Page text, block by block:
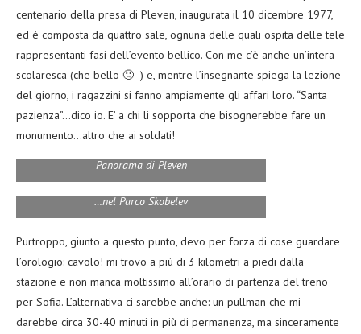
centenario della presa di Pleven, inaugurata il 10 dicembre 1977,
ed è composta da quattro sale, ognuna delle quali ospita delle tele
rappresentanti fasi dell’evento bellico. Con me c’è anche un’intera
scolaresca (che bello 🙁 ) e, mentre l’insegnante spiega la lezione
del giorno, i ragazzini si fanno ampiamente gli affari loro. “Santa
pazienza”…dico io. E’ a chi li sopporta che bisognerebbe fare un
monumento…altro che ai soldati!
Panorama di Pleven
…nel Parco Skobelev
Purtroppo, giunto a questo punto, devo per forza di cose guardare
l’orologio: cavolo! mi trovo a più di 3 kilometri a piedi dalla
stazione e non manca moltissimo all’orario di partenza del treno
per Sofia. L’alternativa ci sarebbe anche: un pullman che mi
darebbe circa 30-40 minuti in più di permanenza, ma sinceramente